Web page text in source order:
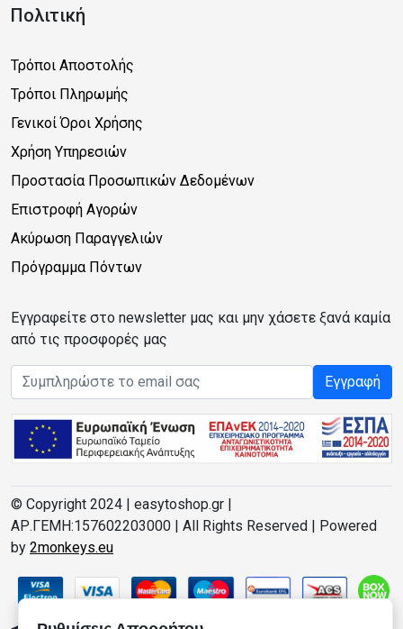
Πολιτική
Τρόποι Αποστολής
Τρόποι Πληρωμής
Γενικοί Όροι Χρήσης
Χρήση Υπηρεσιών
Προστασία Προσωπικών Δεδομένων
Επιστροφή Αγορών
Ακύρωση Παραγγελιών
Πρόγραμμα Πόντων
Εγγραφείτε στο newsletter μας και μην χάσετε ξανά καμία
από τις προσφορές μας
Email address Εγγραφή
© Copyright 2024 | easytoshop.gr |
ΑΡ.ΓΕΜΗ:157602203000 | All Rights Reserved | Powered
by 2monkeys.eu